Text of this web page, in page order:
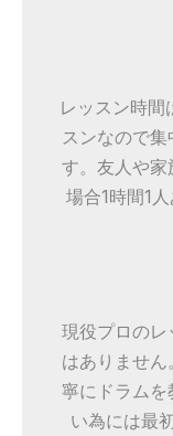
レッスン時間
スンなので
す。友人や
場合1時間1
現役プロの
はありませ
寧にドラム
い為には最